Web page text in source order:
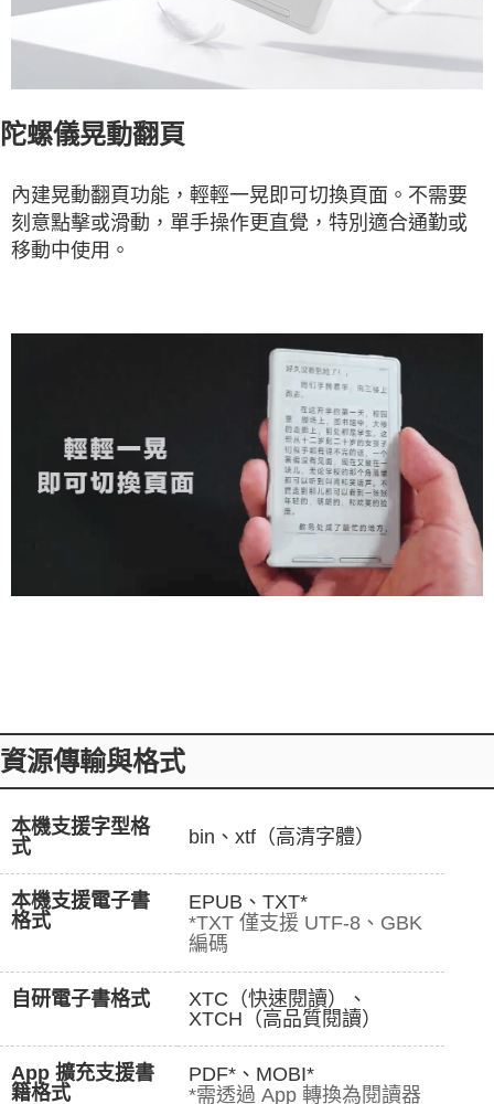
陀螺儀晃動翻頁
內建晃動翻頁功能，輕輕一晃即可切換頁面。不需要
刻意點擊或滑動，單手操作更直覺，特別適合通勤或
移動中使用。
資源傳輸與格式
本機支援字型格
式
bin、xtf（高清字體）
本機支援電子書
格式
EPUB、TXT*
*TXT 僅支援 UTF-8、GBK
編碼
自研電子書格式
XTC（快速閱讀）、
XTCH（高品質閱讀）
App 擴充支援書
籍格式
PDF*、MOBI*
*需透過 App 轉換為閱讀器